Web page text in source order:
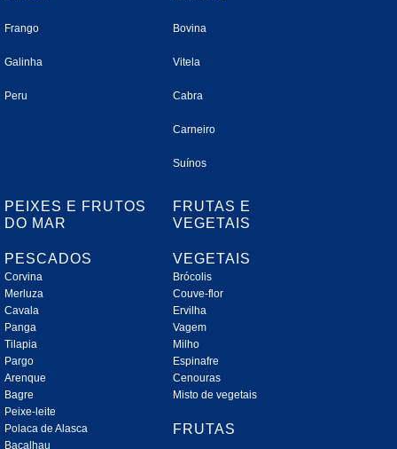
Frango
Galinha
Peru
Bovina
Vitela
Cabra
Carneiro
Suínos
PEIXES E FRUTOS
DO MAR
PESCADOS
Corvina
Merluza
Cavala
Panga
Tilapia
Pargo
Arenque
Bagre
Peixe-leite
Polaca de Alasca
Bacalhau
FRUTAS E
VEGETAIS
VEGETAIS
Brócolis
Couve-flor
Ervilha
Vagem
Milho
Espinafre
Cenouras
Misto de vegetais
FRUTAS